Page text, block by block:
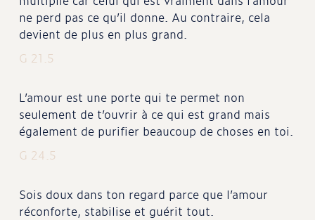
ne perd pas ce qu’il donne. Au contraire, cela
devient de plus en plus grand.
G 21.5
L’amour est une porte qui te permet non
seulement de t’ouvrir à ce qui est grand mais
également de purifier beaucoup de choses en toi.
G 24.5
Sois doux dans ton regard parce que l’amour
réconforte, stabilise et guérit tout.